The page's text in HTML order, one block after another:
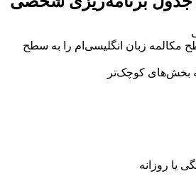
مکالمه زبان انگلیسی‌ام را به سطح
کوچک‌تر
یا روزانه